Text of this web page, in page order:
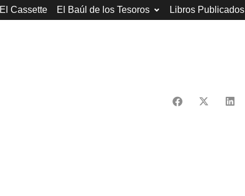
El Cassette El Baúl de los Tesoros Libros Publicados